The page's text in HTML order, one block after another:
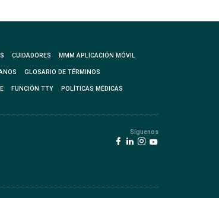
CUIDADORES MMM APLICACIÓN MÓVIL
GLOSARIO DE TÉRMINOS
FUNCIÓN TTY POLÍTICAS MÉDICAS
Síguenos